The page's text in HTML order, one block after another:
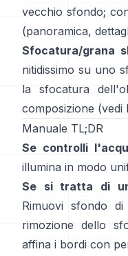
vecchio sfondo;
(panoramica,
Sfocatura/grana
nitidissimo su uno
la sfocatura
composizione (vedi
Manuale TL;DR
Se controlli
illumina in modo
Se si tratta di
Rimuovi sfondo di
rimozione dello
affina i bordi con